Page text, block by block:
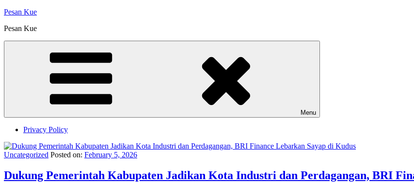
Skip
content
Pesan Kue
Pesan Kue
Menu
Privacy Policy
Uncategorized Posted on: February 5, 2026
Dukung Pemerintah Kabupaten Jadikan Kota Industri dan Perdagangan, BRI